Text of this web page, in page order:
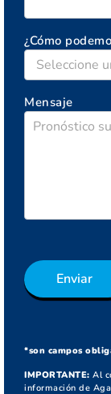
¿Cómo
Mensaje
Enviar
*son campos
IMPORTANTE: Al
información de